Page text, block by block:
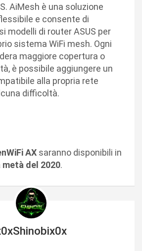
AiMesh è una soluzione
e consente di
modelli di router ASUS per
sistema WiFi mesh. Ogni
maggiore copertura o
è possibile aggiungere un
alla propria rete
difficoltà.
AX saranno disponibili in
metà del 2020.